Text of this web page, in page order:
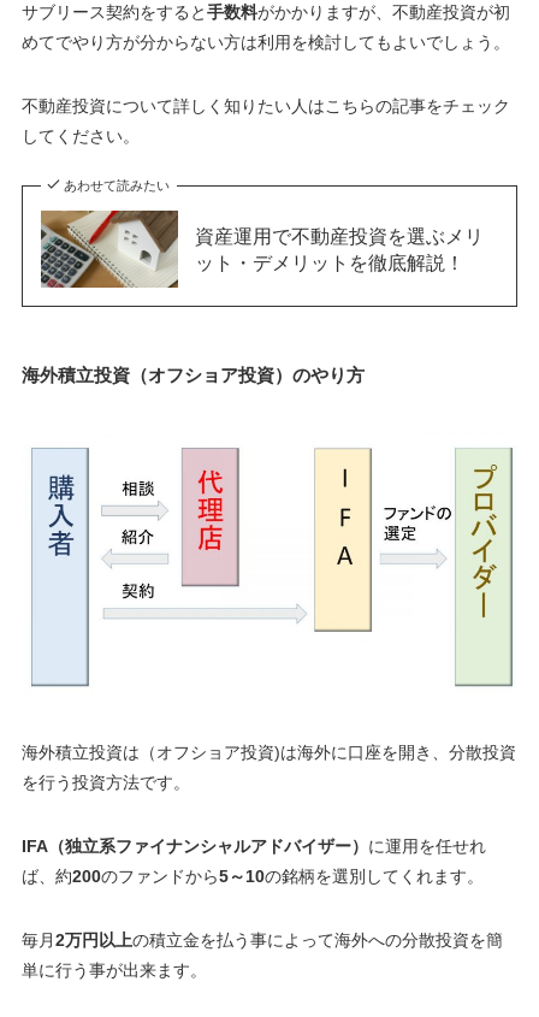
サブリース契約をすると手数料がかかりますが、不動産投資が初
めてでやり方が分からない方は利用を検討してもよいでしょう。
不動産投資について詳しく知りたい人はこちらの記事をチェック
してください。
あわせて読みたい
資産運用で不動産投資を選ぶメリ
ット・デメリットを徹底解説！
海外積立投資（オフショア投資）のやり方
海外積立投資は（オフショア投資)は海外に口座を開き、分散投資
を行う投資方法です。
IFA（独立系ファイナンシャルアドバイザー） に運用を任せれ
ば、約200のファンドから5～10の銘柄を選別してくれます。
毎月2万円以上の積立金を払う事によって海外への分散投資を簡
単に行う事が出来ます。